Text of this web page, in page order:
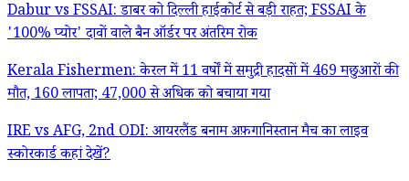
Dabur vs FSSAI: डाबर को दिल्ली हाईकोर्ट से बड़ी राहत; FSSAI के
'100% प्योर' दावों वाले बैन ऑर्डर पर अंतरिम रोक
Kerala Fishermen: केरल में 11 वर्षों में समुद्री हादसों में 469 मछुआरों की
मौत, 160 लापता; 47,000 से अधिक को बचाया गया
IRE vs AFG, 2nd ODI: आयरलैंड बनाम अफ़गानिस्तान मैच का लाइव
स्कोरकार्ड कहां देखें?